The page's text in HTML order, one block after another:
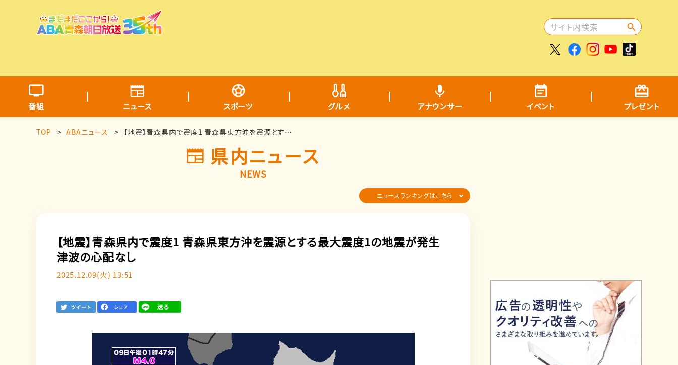
番組 ニュース スポーツ グルメ アナウンサー イベント プレゼント
TOP ABAニュース 【地震】青森県内で震度1 青森県東方沖を震源とする最大震度1の地震が発生 津波の心配なし
県内ニュース
NEWS
ニュースランキングはこちら
【地震】青森県内で震度1 青森県東方沖を震源とする最大震度1の地震が発生
津波の心配なし
2025.12.09(火) 13:51